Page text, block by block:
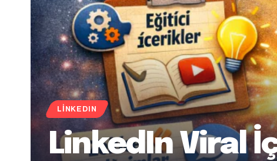
LINKEDIN
LinkedIn Viral